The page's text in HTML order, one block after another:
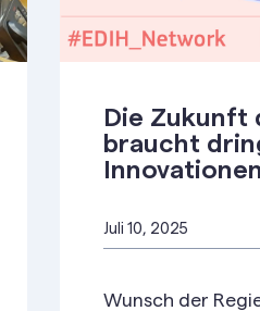
Die Zukunft
braucht
Juli 10, 2025
Wunsch der